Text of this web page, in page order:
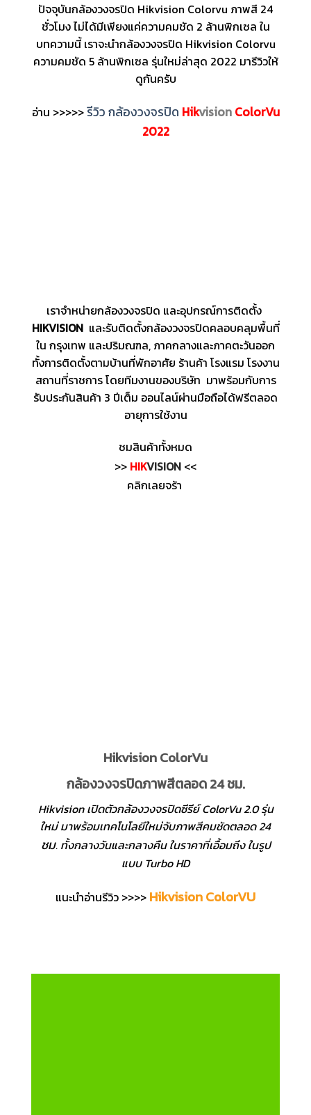
ปัจจุบันกล้องวงจรปิด Hikvision Colorvu ภาพสี 24
ชั่วโมง ไม่ได้มีเพียงแค่ความคมชัด 2 ล้านพิกเซล ใน
บทความนี้ เราจะนำกล้องวงจรปิด Hikvision Colorvu
ความคมชัด 5 ล้านพิกเซล รุ่นใหม่ล่าสุด 2022 มารีวิวให้
ดูกันครับ
อ่าน >>>>>รีวิว กล้องวงจรปิด Hikvision ColorVu
2022
เราจำหน่ายกล้องวงจรปิด และอุปกรณ์การติดตั้ง
HIKVISIONและรับติดตั้งกล้องวงจรปิดคลอบคลุมพื้นที่
ใน กรุงเทพ และปริมณฑล, ภาคกลางและภาคตะวันออก
ทั้งการติดตั้งตามบ้านที่พักอาศัย ร้านค้า โรงแรม โรงงาน
สถานที่ราชการ โดยทีมงานของบริษัท มาพร้อมกับการ
รับประกันสินค้า 3 ปีเต็ม ออนไลน์ผ่านมือถือได้ฟรีตลอด
อายุการใช้งาน
ชมสินค้าทั้งหมด
>> HIKVISION <<
คลิกเลยจร้า
Hikvision ColorVu
กล้องวงจรปิดภาพสีตลอด 24 ชม.
Hikvision เปิดตัวกล้องวงจรปิดซีรีย์ ColorVu 2.0 รุ่น
ใหม่ มาพร้อมเทคโนโลยีใหม่จับภาพสีคมชัดตลอด 24
ชม. ทั้งกลางวันและกลางคืน ในราคาที่เอื้อมถึง ในรูป
แบบ Turbo HD
แนะนำอ่านรีวิว >>>> Hikvision ColorVU